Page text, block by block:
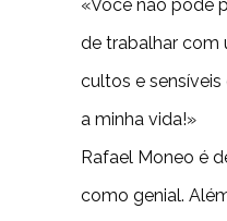
«Você não pode
de trabalhar com
cultos e
a minha vida!»
Rafael Moneo é
como genial.